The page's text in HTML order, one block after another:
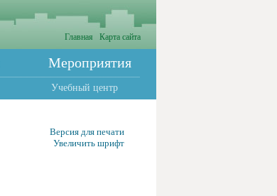
Главная Карта сайта
Мероприятия
Учебный центр
Версия для печати
Увеличить шрифт